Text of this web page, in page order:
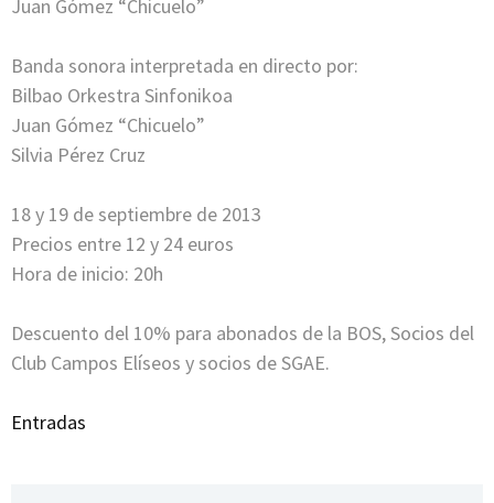
Juan Gómez “Chicuelo”
Banda sonora interpretada en directo por:
Bilbao Orkestra Sinfonikoa
Juan Gómez “Chicuelo”
Silvia Pérez Cruz
18 y 19 de septiembre de 2013
Precios entre 12 y 24 euros
Hora de inicio: 20h
Descuento del 10% para abonados de la BOS, Socios del
Club Campos Elíseos y socios de SGAE.
Entradas